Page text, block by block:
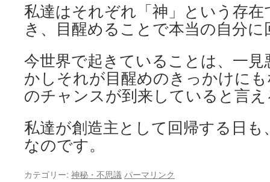
私達はそれぞれ「神」という存
き、目醒めることで本当の自分
今世界で起きていることは、一
かしそれが目醒めのきっかけに
のチャンスが到来していると言
私達が創造主として回帰する日
なのです。
カテゴリー: 神秘・不思議 パーマリンク